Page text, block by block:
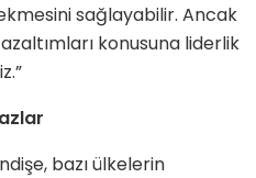
sağlayabilir. Ancak
konusuna liderlik
bazı ülkelerin